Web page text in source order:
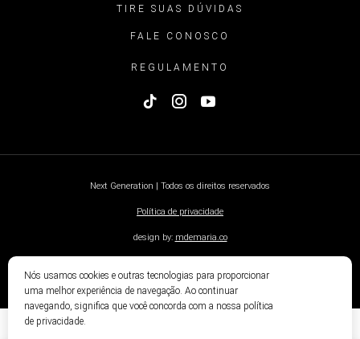
TIRE SUAS DÚVIDAS
FALE CONOSCO
REGULAMENTO
Next Generation | Todos os direitos reservados
Política de privacidade
design by: mdemaria.co
Nós usamos cookies e outras tecnologias para proporcionar
uma melhor experiência de navegação. Ao continuar
navegando, significa que você concorda com a nossa política
de privacidade.